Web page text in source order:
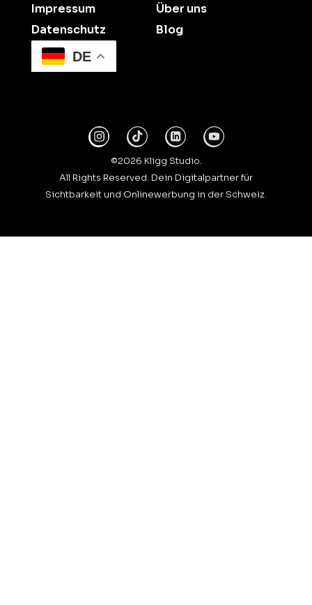
Impressum
Datenschutz
Über uns
Blog
DE
©2026 Kligg Studio.
All Rights Reserved. Dein Digitalpartner für
Sichtbarkeit und Onlinewerbung in der Schweiz.